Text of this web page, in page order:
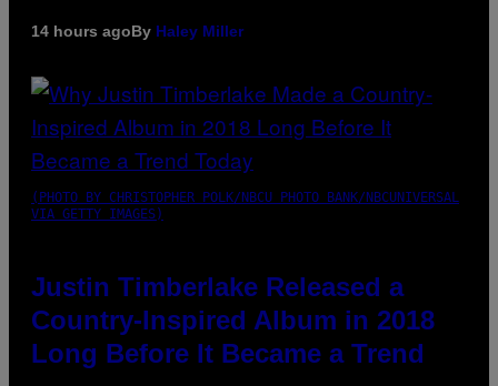
14 hours agoBy Haley Miller
(PHOTO BY CHRISTOPHER POLK/NBCU PHOTO BANK/NBCUNIVERSAL
VIA GETTY IMAGES)
Justin Timberlake Released a
Country-Inspired Album in 2018
Long Before It Became a Trend